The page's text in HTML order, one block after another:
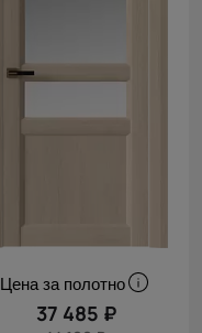
Цена за полотно
37 485 ₽